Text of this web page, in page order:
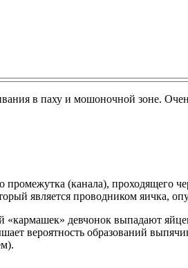
в паху и мошоночной зоне.
промежутка (канала), проходящего
является проводником яичка,
девчонок выпадают
вероятность образований